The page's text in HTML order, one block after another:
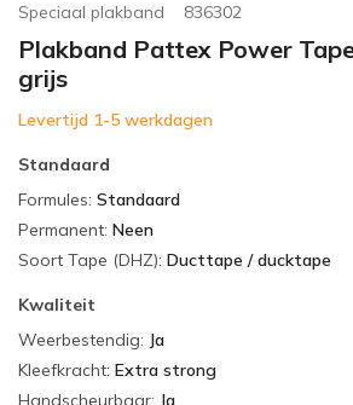
Speciaal plakband 836302
Plakband Pattex Power
grijs
Levertijd 1-5 werkdagen
Standaard
Formules: Standaard
Permanent: Neen
Soort Tape (DHZ): Ducttape / ducktape
Kwaliteit
Weerbestendig: Ja
Kleefkracht: Extra strong
Handscheurbaar: Ja